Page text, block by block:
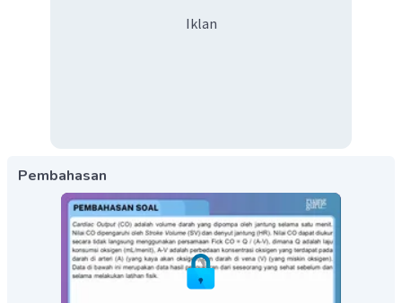
Iklan
Pembahasan